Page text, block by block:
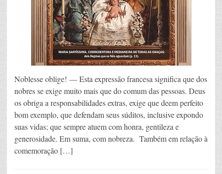
Noblesse oblige! — Esta expressão francesa significa que dos
nobres se exige muito mais que do comum das pessoas. Deus
os obriga a responsabilidades extras, exige que deem perfeito
bom exemplo, que defendam seus súditos, inclusive expondo
suas vidas; que sempre atuem com honra, gentileza e
generosidade. Em suma, com nobreza. Também em relação à
comemoração […]